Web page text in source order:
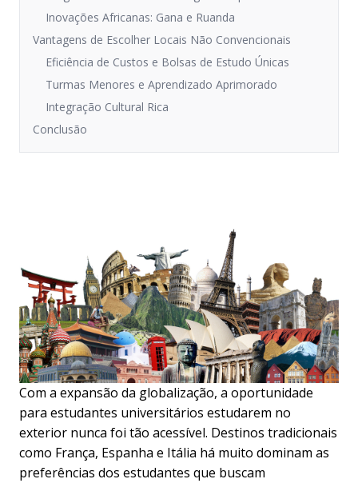
Inovações Africanas: Gana e Ruanda
Vantagens de Escolher Locais Não Convencionais
Eficiência de Custos e Bolsas de Estudo Únicas
Turmas Menores e Aprendizado Aprimorado
Integração Cultural Rica
Conclusão
Com a expansão da globalização, a oportunidade
para estudantes universitários estudarem no
exterior nunca foi tão acessível. Destinos tradicionais
como França, Espanha e Itália há muito dominam as
preferências dos estudantes que buscam